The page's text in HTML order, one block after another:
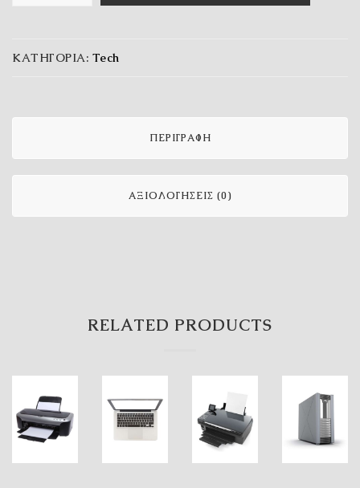
ΚΑΤΗΓΟΡΊΑ: Tech
ΠΕΡΙΓΡΑΦΉ
ΑΞΙΟΛΟΓΉΣΕΙΣ (0)
RELATED PRODUCTS